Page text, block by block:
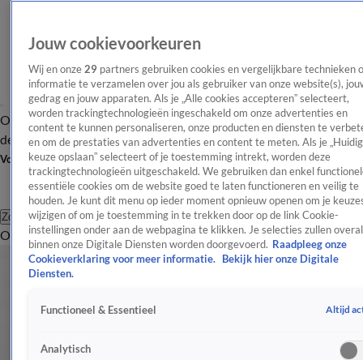
OverzichtAfleveringen Entertainment TV Algemeen
Tip
de redactieNieuwsbrief
Volg Shownieuws
Zoeken
OverzichtEntertainmentSpraakmakendRealityCrimeVideo's
Jouw cookievoorkeuren
Wij en onze 29 partners gebruiken cookies en vergelijkbare technieken
informatie te verzamelen over jou als gebruiker van onze website(s),
gedrag en jouw apparaten. Als je „Alle cookies accepteren” selecteert,
worden trackingtechnologieën ingeschakeld om onze advertenties en
content te kunnen personaliseren, onze producten en diensten te
en om de prestaties van advertenties en content te meten. Als je
keuze opslaan” selecteert of je toestemming intrekt, worden deze
trackingtechnologieën uitgeschakeld. We gebruiken dan enkel
essentiële cookies om de website goed te laten functioneren en veilig te
houden. Je kunt dit menu op ieder moment opnieuw openen om je
wijzigen of om je toestemming in te trekken door op de link Cookie-
instellingen onder aan de webpagina te klikken. Je selecties zullen overal
binnen onze Digitale Diensten worden doorgevoerd. Raadpleeg onze
Cookieverklaring voor meer informatie.
Bekijk hier onze Digitale
Diensten.
Functioneel & Essentieel Altijd
Analytisch